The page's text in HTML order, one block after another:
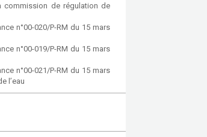
commission de régulation de
n°00-020/P-RM du 15 mars
n°00-019/P-RM du 15 mars
n°00-021/P-RM du 15 mars
l’eau